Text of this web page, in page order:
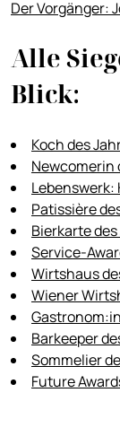
Der Vorgänger:
Alle
Blick:
Koch des
Newcomerin
Lebenswerk:
Patissière
Bierkarte
Service-
Wirtshaus
Wiener
Barkeeper
Sommelier
Future